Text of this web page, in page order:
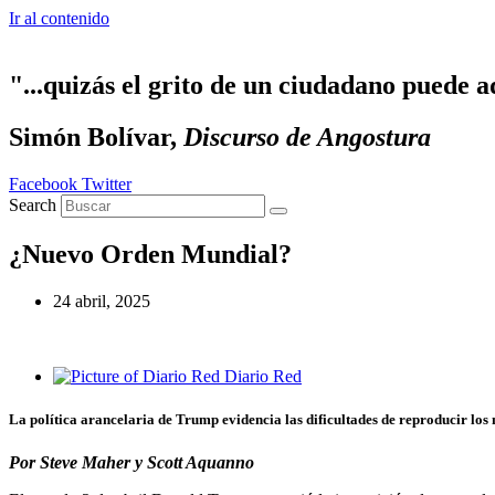
Ir al contenido
"...quizás el grito de un ciudadano puede
Simón Bolívar, Discurso de Angostura
Facebook Twitter
Search
¿Nuevo Orden Mundial?
24 abril, 2025
Diario Red
La política arancelaria de Trump evidencia las dificultades de reproducir
Por Steve Maher y Scott Aquanno